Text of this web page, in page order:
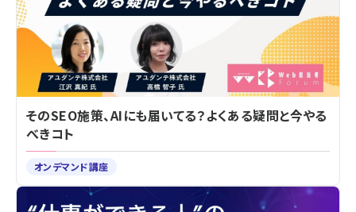
そのSEO施策、AIにも届いてる？よくある疑問と今やる
べきコト
オンデマンド講座